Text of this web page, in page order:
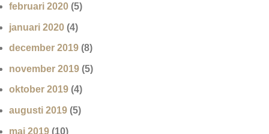
februari 2020 (5)
januari 2020 (4)
december 2019 (8)
november 2019 (5)
oktober 2019 (4)
augusti 2019 (5)
maj 2019 (10)